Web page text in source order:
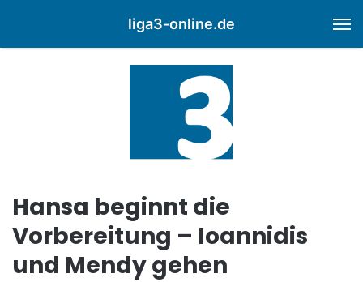
liga3-online.de
Hansa beginnt die
Vorbereitung – Ioannidis
und Mendy gehen